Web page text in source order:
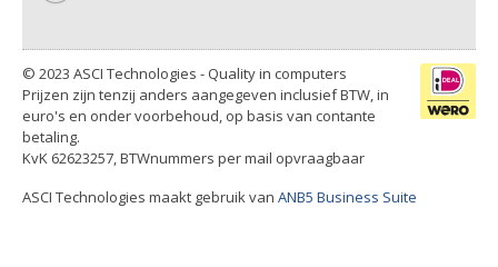
© 2023 ASCI Technologies - Quality in computers
Prijzen zijn tenzij anders aangegeven inclusief BTW, in
euro's en onder voorbehoud, op basis van contante
betaling.
KvK 62623257, BTWnummers per mail opvraagbaar
ASCI Technologies maakt gebruik van ANB5 Business Suite